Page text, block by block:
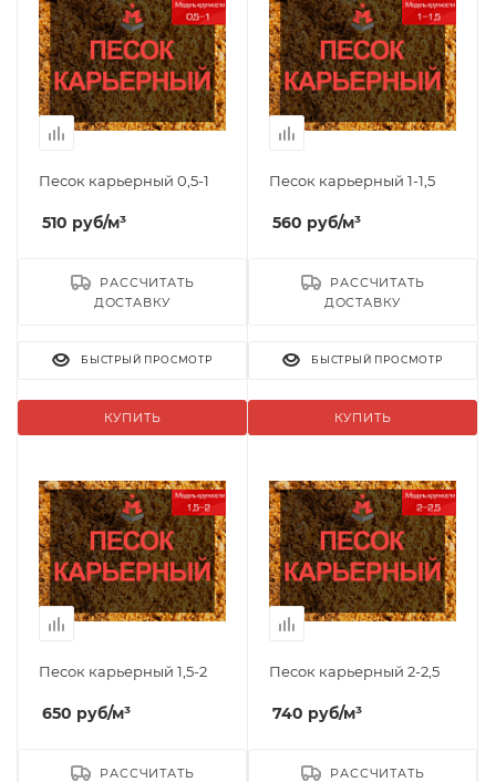
Песок карьерный 0,5-1
510 руб/м³
КУПИТЬ
РАССЧИТАТЬ
ДОСТАВКУ
БЫСТРЫЙ ПРОСМОТР
Песок карьерный 1-1,5
560 руб/м³
КУПИТЬ
РАССЧИТАТЬ
ДОСТАВКУ
БЫСТРЫЙ ПРОСМОТР
Песок карьерный 1,5-2
650 руб/м³
РАССЧИТАТЬ
Песок карьерный 2-2,5
740 руб/м³
РАССЧИТАТЬ